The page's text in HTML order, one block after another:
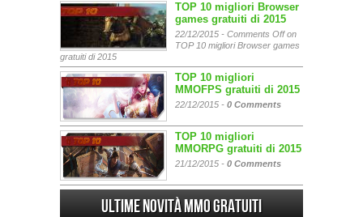
TOP 10 migliori Browser
games gratuiti di 2015
22/12/2015 - Comments Offon
TOP 10 migliori Browser games
gratuiti di 2015
TOP 10 migliori
MMOFPS gratuiti di 2015
22/12/2015 - 0 Comments
TOP 10 migliori
MMORPG gratuiti di 2015
21/12/2015 - 0 Comments
Ultime Novità MMO gratuiti